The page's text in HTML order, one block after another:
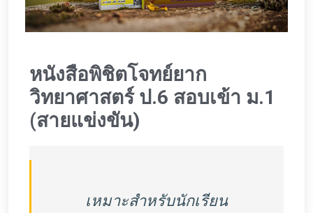
หนังสือพิชิตโจทย์ยาก
วิทยาศาสตร์ ป.6 สอบเข้า ม.1
(สายแข่งขัน)
เหมาะสำหรับนักเรียน